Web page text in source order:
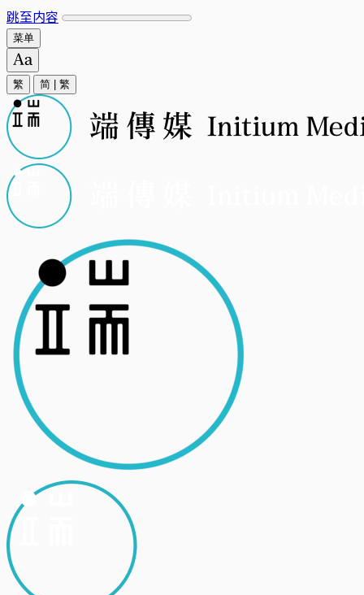
跳至内容
菜单
繁 简 繁